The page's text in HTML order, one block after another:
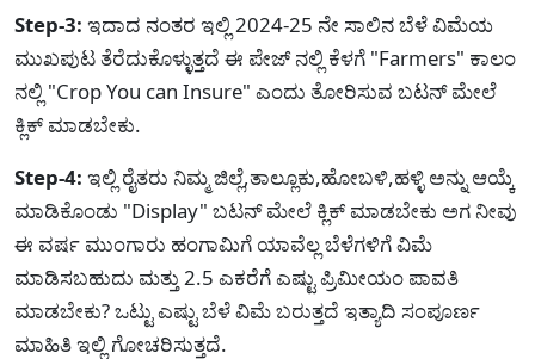
Step-3: ಇದಾದ ನಂತರ ಇಲ್ಲಿ 2024-25 ನೇ ಸಾಲಿನ ಬೆಳೆ ವಿಮೆಯ
ಮುಖಪುಟ ತೆರೆದುಕೊಳ್ಳುತ್ತದೆ ಈ ಪೇಜ್ ನಲ್ಲಿ ಕೆಳಗೆ "Farmers" ಕಾಲಂ
ನಲ್ಲಿ "Crop You can Insure" ಎಂದು ತೋರಿಸುವ ಬಟನ್ ಮೇಲೆ
ಕ್ಲಿಕ್ ಮಾಡಬೇಕು.
Step-4: ಇಲ್ಲಿ ರೈತರು ನಿಮ್ಮ ಜಿಲ್ಲೆ,ತಾಲ್ಲೂಕು,ಹೋಬಳಿ,ಹಳ್ಳಿ ಅನ್ನು ಆಯ್ಕೆ
ಮಾಡಿಕೊಂಡು "Display" ಬಟನ್ ಮೇಲೆ ಕ್ಲಿಕ್ ಮಾಡಬೇಕು ಅಗ ನೀವು
ಈ ವರ್ಷ ಮುಂಗಾರು ಹಂಗಾಮಿಗೆ ಯಾವೆಲ್ಲ ಬೆಳೆಗಳಿಗೆ ವಿಮೆ
ಮಾಡಿಸಬಹುದು ಮತ್ತು 2.5 ಎಕರೆಗೆ ಎಷ್ಟು ಪ್ರಿಮೀಯಂ ಪಾವತಿ
ಮಾಡಬೇಕು? ಒಟ್ಟು ಎಷ್ಟು ಬೆಳೆ ವಿಮೆ ಬರುತ್ತದೆ ಇತ್ಯಾದಿ ಸಂಪೂರ್ಣ
ಮಾಹಿತಿ ಇಲ್ಲಿ ಗೋಚರಿಸುತ್ತದೆ.